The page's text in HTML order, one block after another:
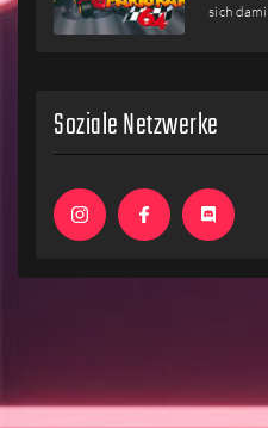
sich
Soziale Netzwerke